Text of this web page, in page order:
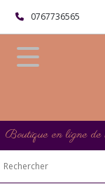
0767736565
Boutique en ligne